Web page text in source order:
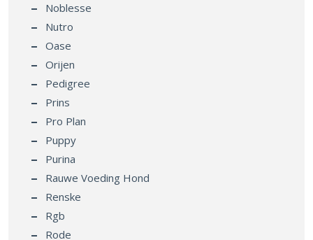
Noblesse
Nutro
Oase
Orijen
Pedigree
Prins
Pro Plan
Puppy
Purina
Rauwe Voeding Hond
Renske
Rgb
Rode